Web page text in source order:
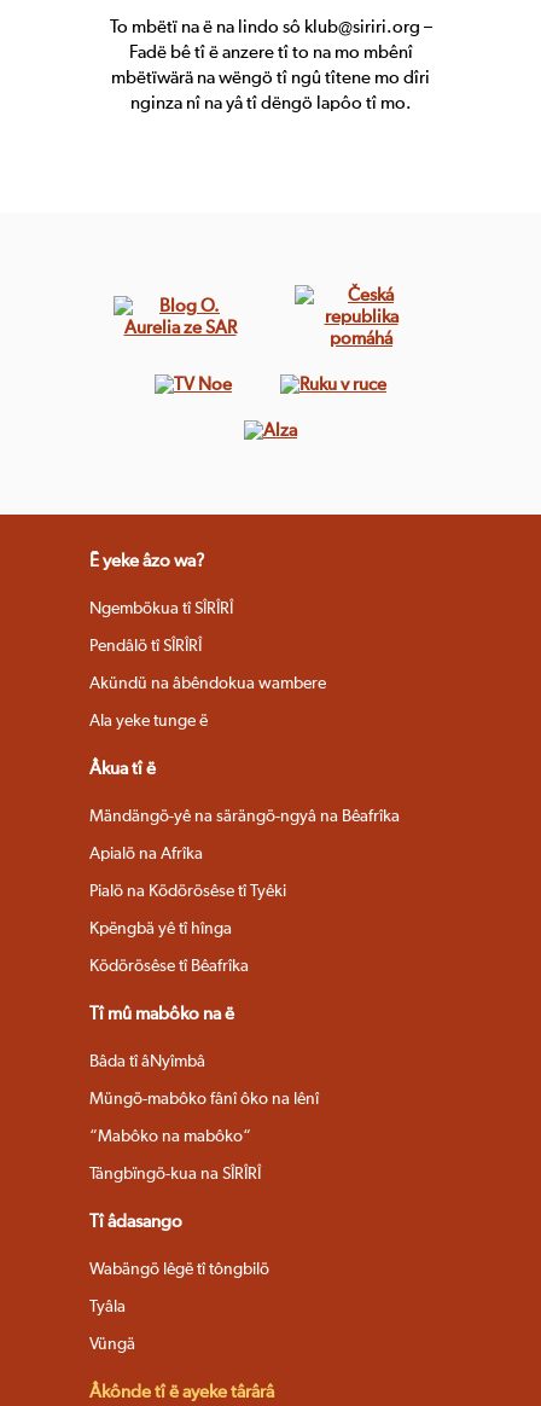
To mbëtï na ë na lindo sô klub@siriri.org –
Fadë bê tî ë anzere tî to na mo mbênî
mbëtïwärä na wëngö tî ngû tîtene mo dîri
nginza nî na yâ tî dëngö lapôo tî mo.
Ë yeke âzo wa?
Ngembökua tî SÎRÎRÎ
Pendâlö tî SÎRÎRÎ
Akündü na âbêndokua wambere
Ala yeke tunge ë
Âkua tî ë
Mändängö-yê na särängö-ngyâ na Bêafrîka
Apialö na Afrîka
Pialö na Ködörösêse tî Tyêki
Kpëngbä yê tî hînga
Ködörösêse tî Bêafrîka
Tî mû mabôko na ë
Bâda tî âNyîmbâ
Müngö-mabôko fânî ôko na lênî
“Mabôko na mabôko“
Tängbïngö-kua na SÎRÎRÎ
Tî âdasango
Wabängö lêgë tî tôngbilö
Tyâla
Vüngä
Âkônde tî ë ayeke târârâ